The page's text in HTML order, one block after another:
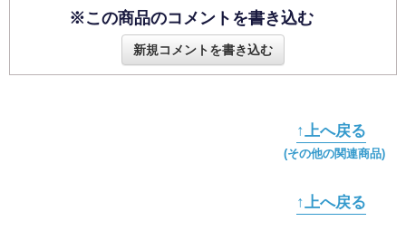
※この商品のコメントを書き込む
新規コメントを書き込む
↑上へ戻る
(その他の関連商品)
↑上へ戻る